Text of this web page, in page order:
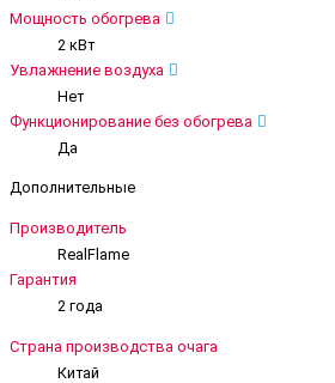
Мощность обогрева
2 кВт
Увлажнение воздуха
Нет
Функционирование без обогрева
Да
Дополнительные
Производитель
RealFlame
Гарантия
2 года
Страна производства очага
Китай